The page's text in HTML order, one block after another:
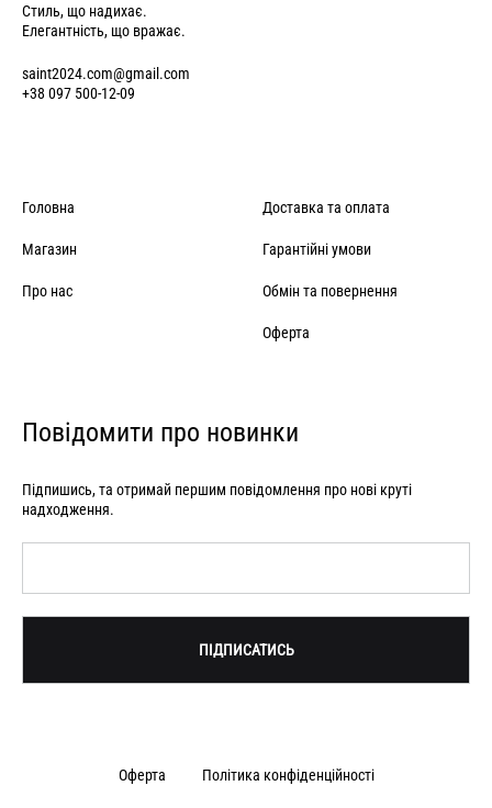
Стиль, що надихає.
Елегантність, що вражає.
saint2024.com@gmail.com
+38 097 500-12-09
Головна
Магазин
Про нас
Доставка та оплата
Гарантійні умови
Обмін та повернення
Оферта
Повідомити про новинки
Підпишись, та отримай першим повідомлення про нові круті
надходження.
Оферта Політика конфіденційності